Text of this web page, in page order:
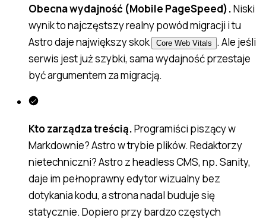
Obecna wydajność (Mobile PageSpeed).Niski
wynik to najczęstszy realny powód migracji i tu
Astro daje największy skok
Core Web Vitals
. Ale jeśli
serwis jest już szybki, sama wydajność przestaje
być argumentem za migracją.
Kto zarządza treścią.Programiści piszący w
Markdownie? Astro w trybie plików. Redaktorzy
nietechniczni? Astro z headless CMS, np. Sanity,
daje im pełnoprawny edytor wizualny bez
dotykania kodu, a strona nadal buduje się
statycznie. Dopiero przy bardzo częstych